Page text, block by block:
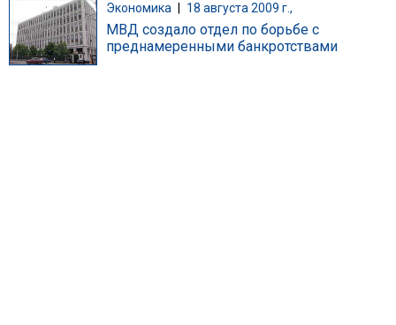
Экономика 18 августа 2009 г.,
МВД создало отдел по борьбе с
преднамеренными банкротствами